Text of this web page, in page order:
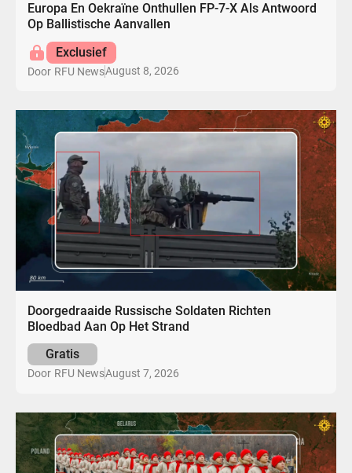
Europa En Oekraïne Onthullen FP-7-X Als Antwoord
Op Ballistische Aanvallen
Exclusief
Door RFU NewsAugust 8, 2026
Doorgedraaide Russische Soldaten Richten
Bloedbad Aan Op Het Strand
Gratis
Door RFU NewsAugust 7, 2026